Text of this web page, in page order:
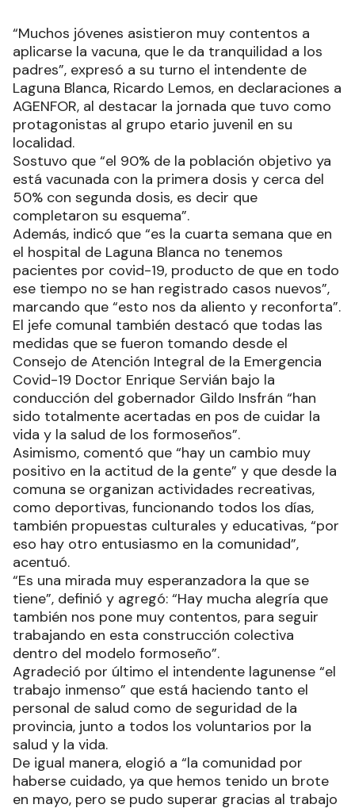
“Muchos jóvenes asistieron muy contentos a
aplicarse la vacuna, que le da tranquilidad a los
padres”, expresó a su turno el intendente de
Laguna Blanca, Ricardo Lemos, en declaraciones a
AGENFOR, al destacar la jornada que tuvo como
protagonistas al grupo etario juvenil en su
localidad.
Sostuvo que “el 90% de la población objetivo ya
está vacunada con la primera dosis y cerca del
50% con segunda dosis, es decir que
completaron su esquema”.
Además, indicó que “es la cuarta semana que en
el hospital de Laguna Blanca no tenemos
pacientes por covid-19, producto de que en todo
ese tiempo no se han registrado casos nuevos”,
marcando que “esto nos da aliento y reconforta”.
El jefe comunal también destacó que todas las
medidas que se fueron tomando desde el
Consejo de Atención Integral de la Emergencia
Covid-19 Doctor Enrique Servián bajo la
conducción del gobernador Gildo Insfrán “han
sido totalmente acertadas en pos de cuidar la
vida y la salud de los formoseños”.
Asimismo, comentó que “hay un cambio muy
positivo en la actitud de la gente” y que desde la
comuna se organizan actividades recreativas,
como deportivas, funcionando todos los días,
también propuestas culturales y educativas, “por
eso hay otro entusiasmo en la comunidad”,
acentuó.
“Es una mirada muy esperanzadora la que se
tiene”, definió y agregó: “Hay mucha alegría que
también nos pone muy contentos, para seguir
trabajando en esta construcción colectiva
dentro del modelo formoseño”.
Agradeció por último el intendente lagunense “el
trabajo inmenso” que está haciendo tanto el
personal de salud como de seguridad de la
provincia, junto a todos los voluntarios por la
salud y la vida.
De igual manera, elogió a “la comunidad por
haberse cuidado, ya que hemos tenido un brote
en mayo, pero se pudo superar gracias al trabajo